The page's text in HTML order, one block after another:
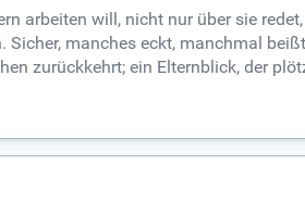
arbeiten will, nicht nur über sie
manches eckt, manchmal
zurückkehrt; ein Elternblick, der